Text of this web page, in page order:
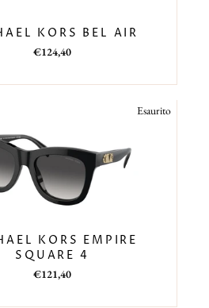
KORS BEL AIR
Prezzo
listino
Prezzo
€124,40
Esaurito
KORS EMPIRE
SQUARE 4
Prezzo
listino
Prezzo
€121,40